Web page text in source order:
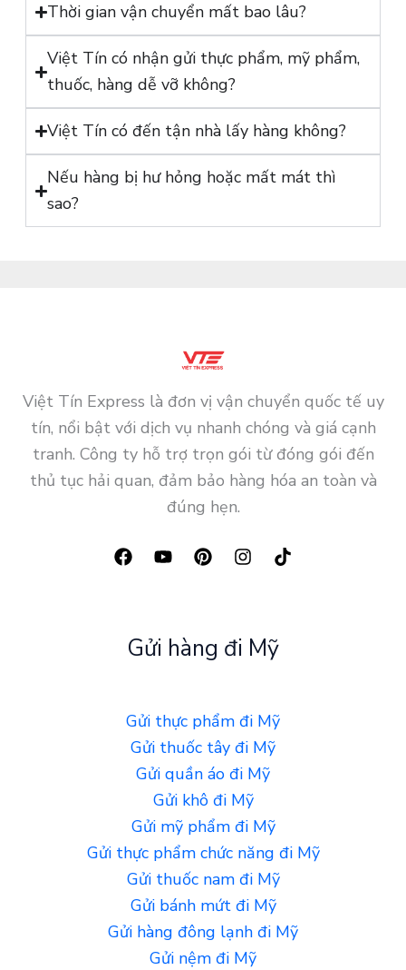
Thời gian vận chuyển mất bao lâu?
Việt Tín có nhận gửi thực phẩm, mỹ phẩm,
thuốc, hàng dễ vỡ không?
Việt Tín có đến tận nhà lấy hàng không?
Nếu hàng bị hư hỏng hoặc mất mát thì
sao?
Việt Tín Express là đơn vị vận chuyển quốc tế uy
tín, nổi bật với dịch vụ nhanh chóng và giá cạnh
tranh. Công ty hỗ trợ trọn gói từ đóng gói đến
thủ tục hải quan, đảm bảo hàng hóa an toàn và
đúng hẹn.
Gửi hàng đi Mỹ
Gửi thực phẩm đi Mỹ
Gửi thuốc tây đi Mỹ
Gửi quần áo đi Mỹ
Gửi khô đi Mỹ
Gửi mỹ phẩm đi Mỹ
Gửi thực phẩm chức năng đi Mỹ
Gửi thuốc nam đi Mỹ
Gửi bánh mứt đi Mỹ
Gửi hàng đông lạnh đi Mỹ
Gửi nệm đi Mỹ